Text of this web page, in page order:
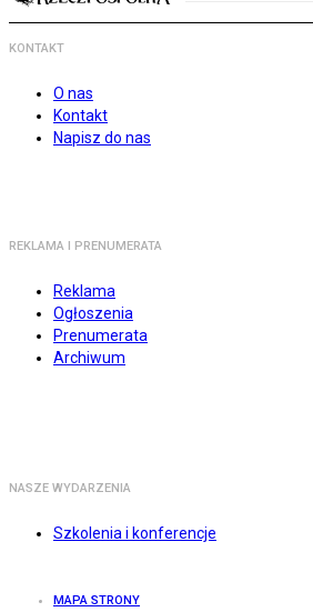
KONTAKT
O nas
Kontakt
Napisz do nas
REKLAMA I PRENUMERATA
Reklama
Ogłoszenia
Prenumerata
Archiwum
NASZE WYDARZENIA
Szkolenia i konferencje
MAPA STRONY